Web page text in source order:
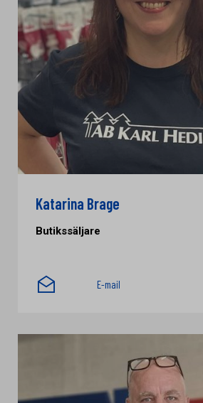
Katarina Brage
Butikssäljare
E-mail